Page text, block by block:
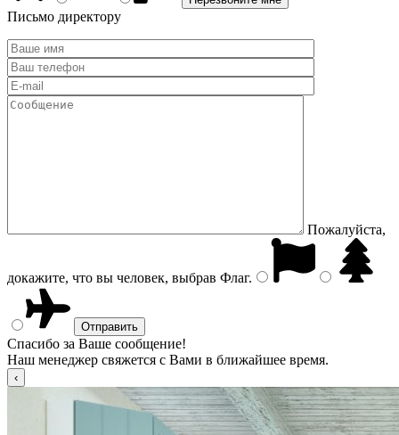
Письмо директору
Пожалуйста,
докажите, что вы человек, выбрав Флаг.
Спасибо за Ваше сообщение!
Наш менеджер свяжется с Вами в ближайшее время.